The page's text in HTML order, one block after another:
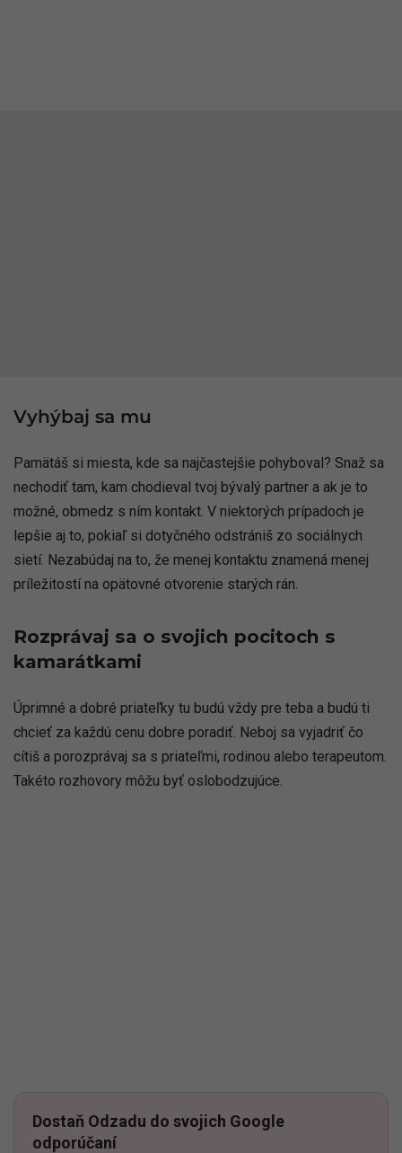
Vyhýbaj sa mu
Pamätáš si miesta, kde sa najčastejšie pohyboval? Snaž sa
nechodiť tam, kam chodieval tvoj bývalý partner a ak je to
možné, obmedz s ním kontakt. V niektorých prípadoch je
lepšie aj to, pokiaľ si dotyčného odstrániš zo sociálnych
sietí. Nezabúdaj na to, že menej kontaktu znamená menej
príležitostí na opätovné otvorenie starých rán.
Rozprávaj sa o svojich pocitoch s
kamarátkami
Úprimné a dobré priateľky tu budú vždy pre teba a budú ti
chcieť za každú cenu dobre poradiť. Neboj sa vyjadriť čo
cítiš a porozprávaj sa s priateľmi, rodinou alebo terapeutom.
Takéto rozhovory môžu byť oslobodzujúce.
Dostaň Odzadu do svojich Google
odporúčaní